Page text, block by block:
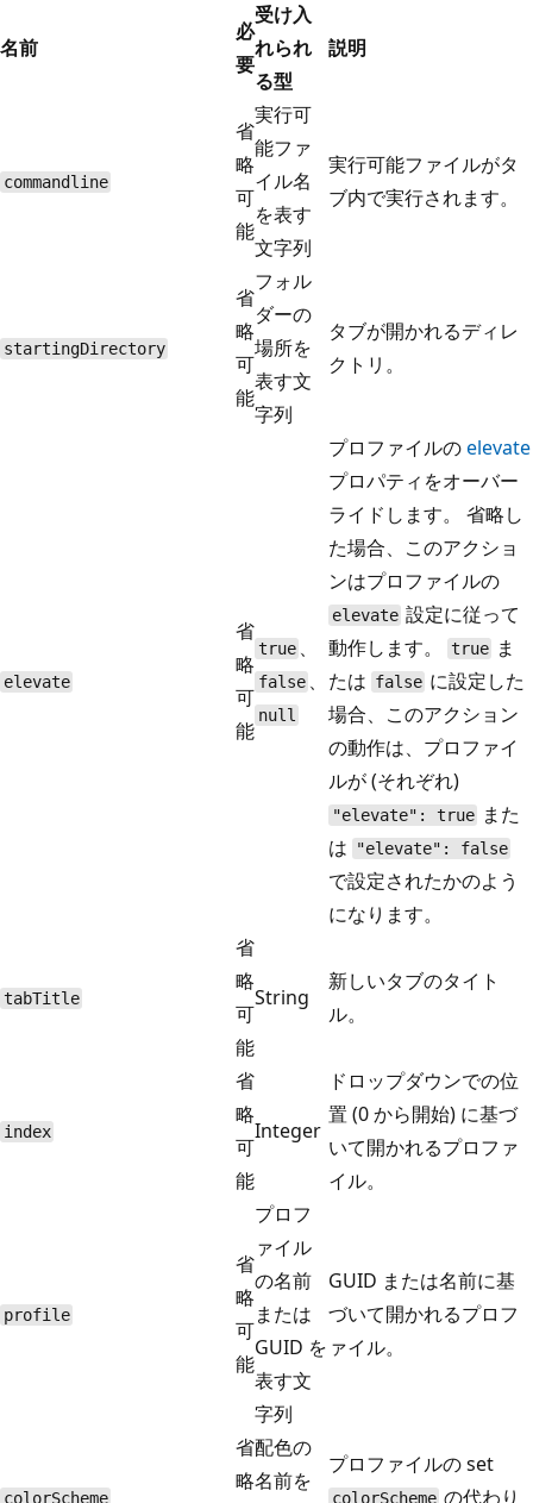
名前
必
要
受け入
れられ
る型
説明
commandline
省
略
可
能
実行可
能ファ
イル名
を表す
文字列
実行可能ファイルがタ
ブ内で実行されます。
startingDirectory
省
略
可
能
フォル
ダーの
場所を
表す文
字列
タブが開かれるディレ
クトリ。
elevate
省
略
可
能
true 、
false 、
null
プロファイルのelevate
プロパティをオーバー
ライドします。 省略し
た場合、このアクショ
ンはプロファイルの
elevate 設定に従って
動作します。
true ま
たは false に設定した
場合、このアクション
の動作は、プロファイ
ルが (それぞれ)
"elevate": true また
は
"elevate": false
で設定されたかのよう
になります。
tabTitle
省
略
可
能
String
新しいタブのタイト
ル。
index
省
略
可
能
Integer
ドロップダウンでの位
置 (0 から開始) に基づ
いて開かれるプロファ
イル。
profile
省
略
可
能
プロフ
ァイル
の名前
または
GUID を
表す文
字列
GUID または名前に基
づいて開かれるプロフ
ァイル。
colorScheme
省
略
配色の
名前を
プロファイルの set
colorScheme の代わり